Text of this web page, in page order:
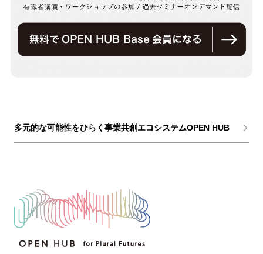
多元的な可能性をひらく事業共創エコシステムOPEN HUB